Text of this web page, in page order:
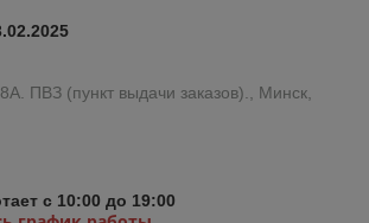
ПВЗ (пункт выдачи заказов)., Минск,
с 10:00 до 19:00